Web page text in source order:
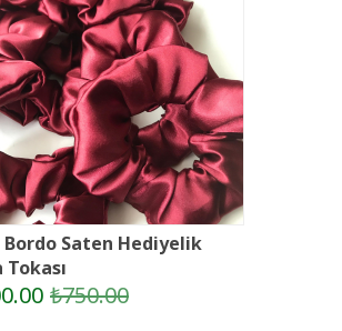
Bordo Saten Hediyelik
Tokası
₺750.00